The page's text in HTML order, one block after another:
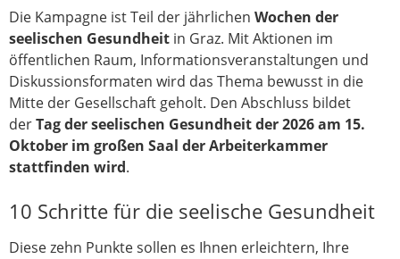
Die Kampagne ist Teil der jährlichen Wochen der
seelischen Gesundheit in Graz. Mit Aktionen im
öffentlichen Raum, Informationsveranstaltungen und
Diskussionsformaten wird das Thema bewusst in die
Mitte der Gesellschaft geholt. Den Abschluss bildet
derTag der seelischen Gesundheit der 2026 am 15.
Oktober im großen Saal der Arbeiterkammer
stattfinden wird.
10 Schritte für die seelische Gesundheit
Diese zehn Punkte sollen es Ihnen erleichtern, Ihre